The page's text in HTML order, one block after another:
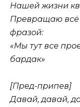
Нашей жизни
Превращаю всё
фразой:
«Мы тут все
бардак»
[Пред-припев]
Давай, давай,